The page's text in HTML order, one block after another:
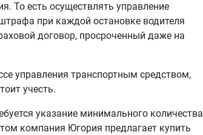
То есть осуществлять управление
при каждой остановке водителя
договор, просроченный даже на
управления транспортным средством,
учесть.
указание минимального количества
компания Югория предлагает купить